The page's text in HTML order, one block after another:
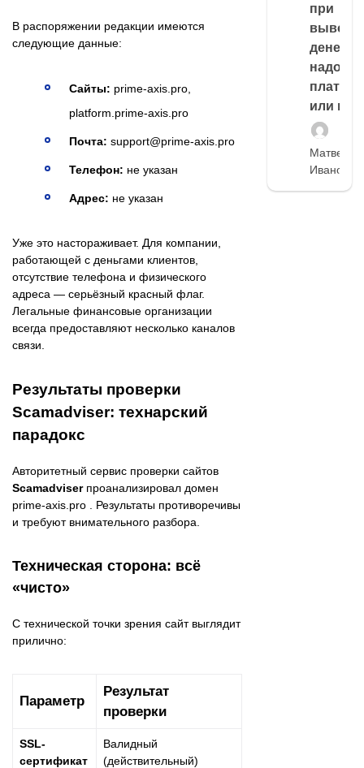
В распоряжении редакции имеются
следующие данные:
Сайты: prime-axis.pro,
platform.prime-axis.pro
Почта: support@prime-axis.pro
Телефон: не указан
Адрес: не указан
Уже это настораживает. Для компании,
работающей с деньгами клиентов,
отсутствие телефона и физического
адреса — серьёзный красный флаг.
Легальные финансовые организации
всегда предоставляют несколько каналов
связи.
Результаты проверки
Scamadviser: технарский
парадокс
Авторитетный сервис проверки сайтов
Scamadviserпроанализировал домен
prime-axis.pro . Результаты противоречивы
и требуют внимательного разбора.
Техническая сторона: всё
«чисто»
С технической точки зрения сайт выглядит
прилично:
Параметр
Результат
проверки
SSL-
сертификат
Валидный
(действительный)
при
выводе
денег,
надо
платить
или
Матвей
Иванов